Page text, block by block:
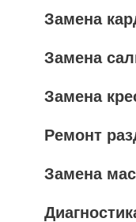
Замена
Замена
Замена
Ремонт
Замена